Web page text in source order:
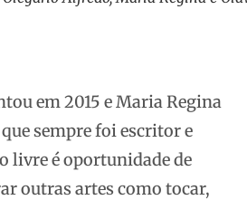
em 2015 e Maria Regina
que sempre foi escritor e
livre é oportunidade de
outras artes como tocar,